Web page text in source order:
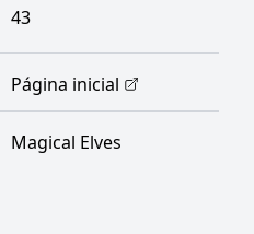
43
Página inicial
Magical Elves